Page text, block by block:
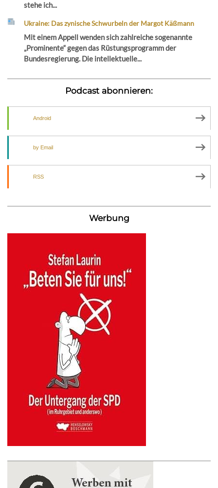
stehe ich...
Ukraine: Das zynische Schwurbeln der Margot Käßmann
Mit einem Appell wenden sich zahlreiche sogenannte
„Prominente“ gegen das Rüstungsprogramm der
Bundesregierung. Die intellektuelle...
Podcast abonnieren:
Android
by Email
RSS
Werbung